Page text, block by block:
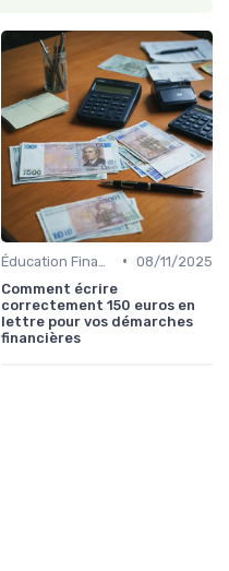
• 08/11/2025
Comment écrire
correctement 150 euros en
lettre pour vos démarches
financières